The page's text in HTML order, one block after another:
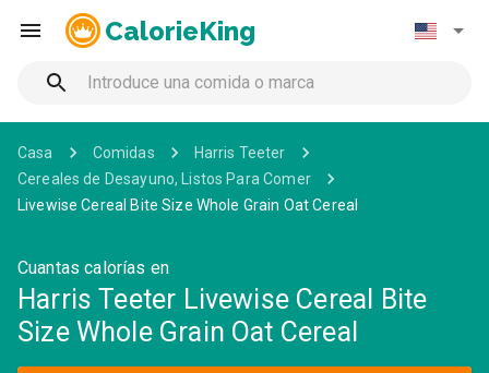
CalorieKing
Casa Comidas
Harris Teeter
Cereales de Desayuno, Listos Para Comer
Livewise Cereal Bite Size Whole Grain Oat Cereal
Cuantas calorías en
Harris Teeter Livewise Cereal Bite
Size Whole Grain Oat Cereal